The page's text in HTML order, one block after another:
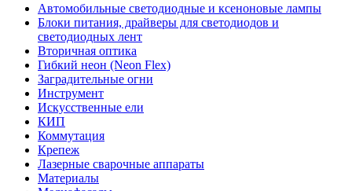
Автомобильные светодиодные и ксеноновые лампы
Блоки питания, драйверы для светодиодов и
светодиодных лент
Вторичная оптика
Гибкий неон (Neon Flex)
Заградительные огни
Инструмент
Искусственные ели
КИП
Коммутация
Крепеж
Лазерные сварочные аппараты
Материалы